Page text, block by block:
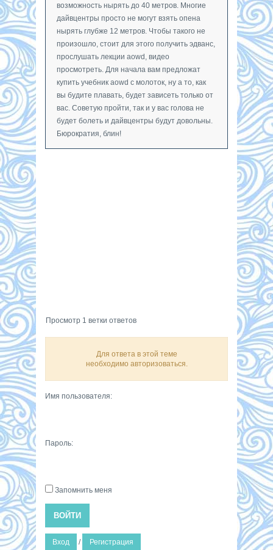
возможность нырять до 40 метров. Многие
дайвцентры просто не могут взять опена
нырять глубже 12 метров. Чтобы такого не
произошло, стоит для этого получить эдванс,
прослушать лекции aowd, видео
просмотреть. Для начала вам предложат
купить учебник aowd с молоток, ну а то, как
вы будите плавать, будет зависеть только от
вас. Советую пройти, так и у вас голова не
будет болеть и дайвцентры будут довольны.
Бюрократия, блин!
Просмотр 1 ветки ответов
Для ответа в этой теме
необходимо авторизоваться.
Имя пользователя:
Пароль:
Запомнить меня
ВОЙТИ
Вход / Регистрация